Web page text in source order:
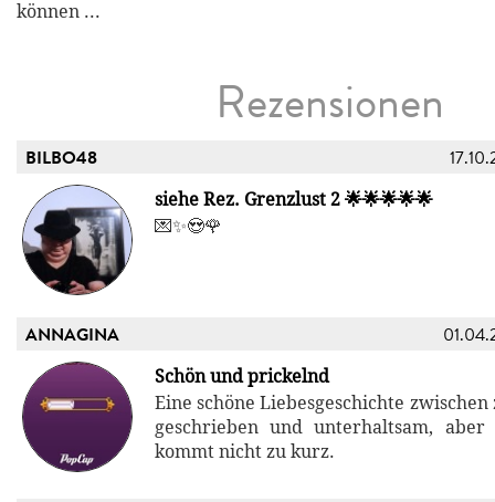
können ...
Rezensionen
BILBO48
siehe Rez. Grenzlust 2 🌟🌟🌟🌟🌟
💌✨😍🌹
ANNAGINA
Schön und prickelnd
Eine schöne Liebesgeschichte
geschrieben und unterhaltsam,
kommt nicht zu kurz.